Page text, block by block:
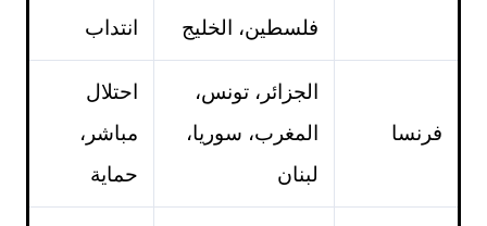
فلسطين، الخليج
انتداب
فرنسا
الجزائر، تونس،
المغرب، سوريا،
لبنان
احتلال
مباشر،
حماية